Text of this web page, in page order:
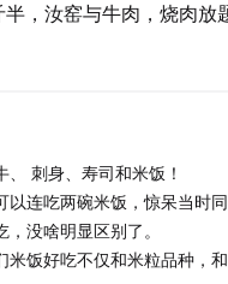
半，汝窑与牛肉，烧肉
刺身、寿司和米饭！
以连吃两碗米饭，惊呆当时
没啥明显区别了。
米饭好吃不仅和米粒品种，